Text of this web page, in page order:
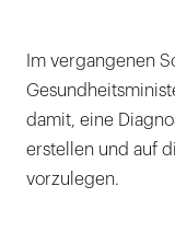
Im vergangenen
damit, eine
erstellen und auf
vorzulegen.